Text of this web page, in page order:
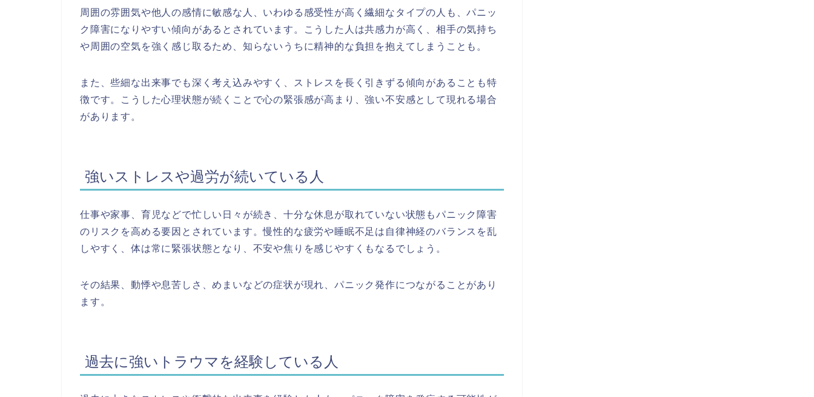
周囲の雰囲気や他人の感情に敏感な人、いわゆる感受性が高く繊細なタイプの人も、パニッ
ク障害になりやすい傾向があるとされています。こうした人は共感力が高く、相手の気持ち
や周囲の空気を強く感じ取るため、知らないうちに精神的な負担を抱えてしまうことも。
また、些細な出来事でも深く考え込みやすく、ストレスを長く引きずる傾向があることも特
徴です。こうした心理状態が続くことで心の緊張感が高まり、強い不安感として現れる場合
があります。
強いストレスや過労が続いている人
仕事や家事、育児などで忙しい日々が続き、十分な休息が取れていない状態もパニック障害
のリスクを高める要因とされています。慢性的な疲労や睡眠不足は自律神経のバランスを乱
しやすく、体は常に緊張状態となり、不安や焦りを感じやすくもなるでしょう。
その結果、動悸や息苦しさ、めまいなどの症状が現れ、パニック発作につながることがあり
ます。
過去に強いトラウマを経験している人